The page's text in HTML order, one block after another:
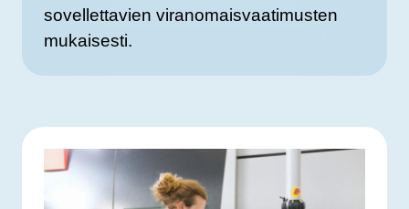
sovellettavien viranomaisvaatimusten
mukaisesti.